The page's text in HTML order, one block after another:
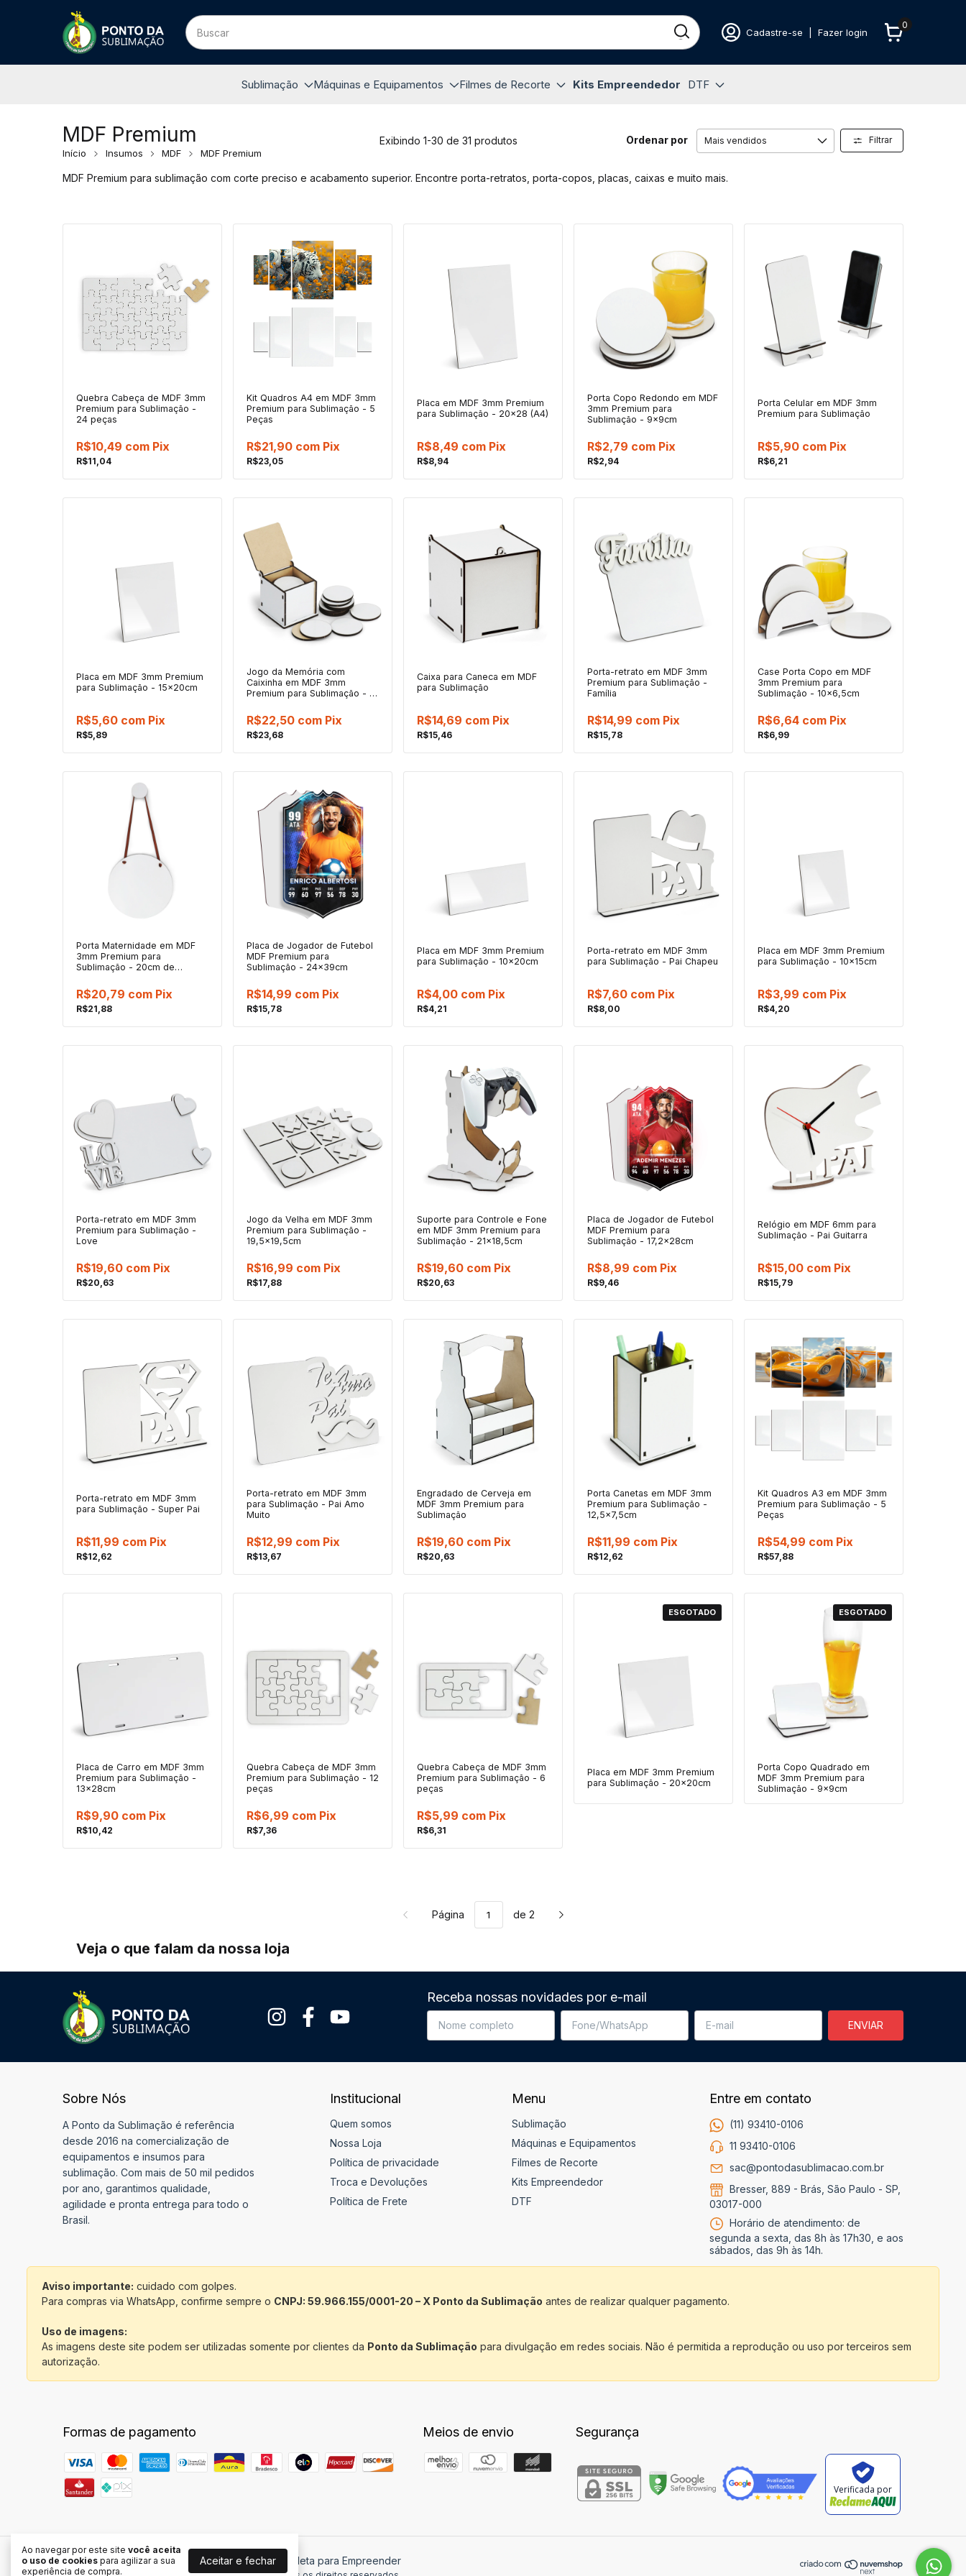
Cadastre-se Fazer login
0
Sublimação Máquinas e Equipamentos Filmes de Recorte Kits Empreendedor DTF
Ao navegar por este site você aceita
o uso de cookies para agilizar a sua
experiência de compra.
Aceitar e fechar
MDF Premium
Início Insumos MDF MDF Premium
Exibindo 1-30 de 31 produtos Ordenar por Filtrar
MDF Premium para sublimação com corte preciso e acabamento superior. Encontre porta-retratos, porta-copos, placas, caixas e muito mais.
Quebra Cabeça de MDF 3mm
Premium para Sublimação -
24 peças
R$11,04
R$10,49 com Pix
Kit Quadros A4 em MDF 3mm
Premium para Sublimação - 5
Peças
R$23,05
R$21,90 com Pix
Placa em MDF 3mm Premium
para Sublimação - 20x28 (A4)
R$8,94
R$8,49 com Pix
Porta Copo Redondo em MDF
3mm Premium para
Sublimação - 9x9cm
R$2,94
R$2,79 com Pix
Porta Celular em MDF 3mm
Premium para Sublimação
R$6,21
R$5,90 com Pix
Placa em MDF 3mm Premium
para Sublimação - 15x20cm
R$5,89
R$5,60 com Pix
Jogo da Memória com
Caixinha em MDF 3mm
Premium para Sublimação - 16
R$23,68
R$22,50 com Pix
Caixa para Caneca em MDF
para Sublimação
R$15,46
R$14,69 com Pix
Porta-retrato em MDF 3mm
Premium para Sublimação -
Família
R$15,78
R$14,99 com Pix
Case Porta Copo em MDF
3mm Premium para
Sublimação - 10x6,5cm
R$6,99
R$6,64 com Pix
Porta Maternidade em MDF
3mm Premium para
Sublimação - 20cm de
R$21,88
R$20,79 com Pix
Placa de Jogador de Futebol
MDF Premium para
Sublimação - 24x39cm
R$15,78
R$14,99 com Pix
Placa em MDF 3mm Premium
para Sublimação - 10x20cm
R$4,21
R$4,00 com Pix
Porta-retrato em MDF 3mm
para Sublimação - Pai Chapeu
R$8,00
R$7,60 com Pix
Placa em MDF 3mm Premium
para Sublimação - 10x15cm
R$4,20
R$3,99 com Pix
Porta-retrato em MDF 3mm
Premium para Sublimação -
Love
R$20,63
R$19,60 com Pix
Jogo da Velha em MDF 3mm
Premium para Sublimação -
19,5x19,5cm
R$17,88
R$16,99 com Pix
Suporte para Controle e Fone
em MDF 3mm Premium para
Sublimação - 21x18,5cm
R$20,63
R$19,60 com Pix
Placa de Jogador de Futebol
MDF Premium para
Sublimação - 17,2x28cm
R$9,46
R$8,99 com Pix
Relógio em MDF 6mm para
Sublimação - Pai Guitarra
R$15,79
R$15,00 com Pix
Porta-retrato em MDF 3mm
para Sublimação - Super Pai
R$12,62
R$11,99 com Pix
Porta-retrato em MDF 3mm
para Sublimação - Pai Amo
Muito
R$13,67
R$12,99 com Pix
Engradado de Cerveja em
MDF 3mm Premium para
Sublimação
R$20,63
R$19,60 com Pix
Porta Canetas em MDF 3mm
Premium para Sublimação -
12,5x7,5cm
R$12,62
R$11,99 com Pix
Kit Quadros A3 em MDF 3mm
Premium para Sublimação - 5
Peças
R$57,88
R$54,99 com Pix
Placa de Carro em MDF 3mm
Premium para Sublimação -
13x28cm
R$10,42
R$9,90 com Pix
Quebra Cabeça de MDF 3mm
Premium para Sublimação - 12
peças
R$7,36
R$6,99 com Pix
Quebra Cabeça de MDF 3mm
Premium para Sublimação - 6
peças
R$6,31
R$5,99 com Pix
ESGOTADO
Placa em MDF 3mm Premium
para Sublimação - 20x20cm
ESGOTADO
Porta Copo Quadrado em
MDF 3mm Premium para
Sublimação - 9x9cm
Página de 2
Veja o que falam da nossa loja
Receba nossas novidades por e-mail
Sobre Nós
A Ponto da Sublimação é referência
desde 2016 na comercialização de
equipamentos e insumos para
sublimação. Com mais de 50 mil pedidos
por ano, garantimos qualidade,
agilidade e pronta entrega para todo o
Brasil.
Institucional
Quem somos
Nossa Loja
Política de privacidade
Troca e Devoluções
Política de Frete
Menu
Sublimação
Máquinas e Equipamentos
Filmes de Recorte
Kits Empreendedor
DTF
Entre em contato
(11) 93410-0106
11 93410-0106
sac@pontodasublimacao.com.br
Bresser, 889 - Brás, São Paulo - SP,
03017-000
Horário de atendimento: de
segunda a sexta, das 8h às 17h30, e aos
sábados, das 9h às 14h.
Aviso importante: cuidado com golpes.
Para compras via WhatsApp, confirme sempre o CNPJ: 59.966.155/0001-20 – X Ponto da Sublimação antes de realizar qualquer pagamento.
Uso de imagens:
As imagens deste site podem ser utilizadas somente por clientes da Ponto da Sublimação para divulgação em redes sociais. Não é permitida a reprodução ou uso por terceiros sem
autorização.
Formas de pagamento Meios de envio Segurança
Verificada por
MDF Premium- Ponto da Sublimação | Loja Completa para Empreender